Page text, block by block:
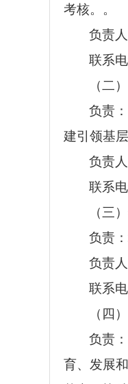
考核。。
负责
联系
（二
负责
建引领基
负责
联系
（三
负责
负责
联系
（四
负责
育、发展